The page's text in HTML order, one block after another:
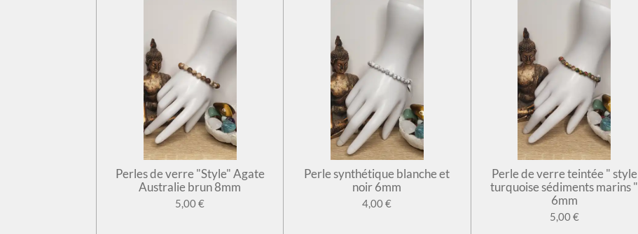
Perles de verre "Style" Agate
Australie brun 8mm
5,00 €
Perle synthétique blanche et
noir 6mm
4,00 €
Perle de verre teintée " style
turquoise sédiments marins "
6mm
5,00 €